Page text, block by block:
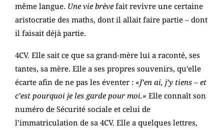
même langue. Une vie brève fait revivre une certaine
aristocratie des maths, dont il allait faire partie – dont
il faisait déjà partie.
4CV. Elle sait ce que sa grand-mère lui a raconté, ses
tantes, sa mère. Elle a ses propres souvenirs, qu’elle
écarte afin de ne pas les éventer : «J’en ai, j’y tiens – et
c’est pourquoi je les garde pour moi.» Elle connaît son
numéro de Sécurité sociale et celui de
l’immatriculation de sa 4CV. Elle a quelques lettres,